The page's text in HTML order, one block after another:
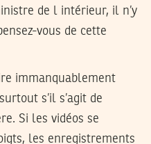
de l intérieur, il n’y
vous de cette
immanquablement
s’il s’agit de
Si les vidéos se
les enregistrements